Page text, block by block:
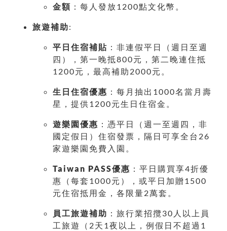
金額 ：每人發放1200點文化幣。
旅遊補助:
平日住宿補貼 ：非連假平日（週日至週
四），第一晚抵800元，第二晚連住抵
1200元，最高補助2000元。
生日住宿優惠 ：每月抽出1000名當月壽
星，提供1200元生日住宿金。
遊樂園優惠 ：憑平日（週一至週四，非
國定假日）住宿發票，隔日可享全台26
家遊樂園免費入園。
Taiwan PASS優惠 ：平日購買享4折優
惠（每套1000元），或平日加贈1500
元住宿抵用金，各限量2萬套。
員工旅遊補助 ：旅行業招攬30人以上員
工旅遊（2天1夜以上，例假日不超過1